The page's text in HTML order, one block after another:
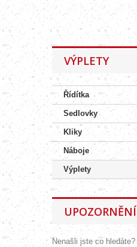
VÝPLETY
Řídítka
Sedlovky
Kliky
Náboje
Výplety
UPOZORNĚNÍ
Nenašli jste co hledáte?